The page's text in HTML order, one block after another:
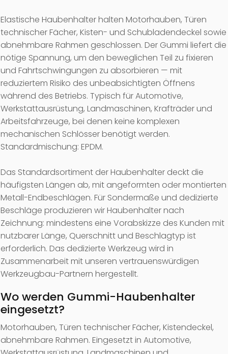
Elastische Haubenhalter halten Motorhauben, Türen
technischer Fächer, Kisten- und Schubladendeckel sowie
abnehmbare Rahmen geschlossen. Der Gummi liefert die
nötige Spannung, um den beweglichen Teil zu fixieren
und Fahrtschwingungen zu absorbieren — mit
reduziertem Risiko des unbeabsichtigten Öffnens
während des Betriebs. Typisch für Automotive,
Werkstattausrüstung, Landmaschinen, Krafträder und
Arbeitsfahrzeuge, bei denen keine komplexen
mechanischen Schlösser benötigt werden.
Standardmischung: EPDM.
Das Standardsortiment der Haubenhalter deckt die
häufigsten Längen ab, mit angeformten oder montierten
Metall-Endbeschlägen. Für Sondermaße und dedizierte
Beschläge produzieren wir Haubenhalter nach
Zeichnung: mindestens eine Vorabskizze des Kunden mit
nutzbarer Länge, Querschnitt und Beschlagtyp ist
erforderlich. Das dedizierte Werkzeug wird in
Zusammenarbeit mit unseren vertrauenswürdigen
Werkzeugbau-Partnern hergestellt.
Wo werden Gummi-Haubenhalter
eingesetzt?
Motorhauben, Türen technischer Fächer, Kistendeckel,
abnehmbare Rahmen. Eingesetzt in Automotive,